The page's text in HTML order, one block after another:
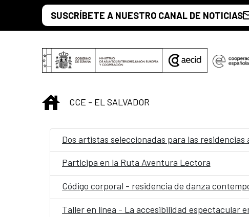
Saltar al contenido principal
SUSCRÍBETE A NUESTRO CANAL DE NOTICIAS
INICIO
CCE - EL SALVADOR
Dos artistas seleccionadas para las
Participa en la Ruta Aventura Lectora
Código corporal - residencia de danza
Taller en línea - La accesibilidad espectacular